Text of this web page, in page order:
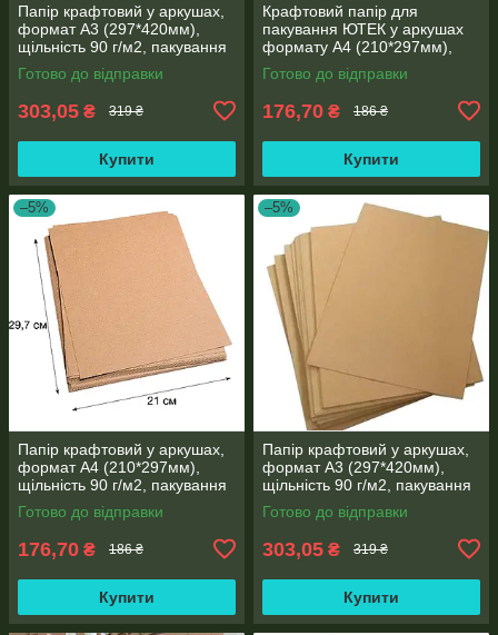
Папір крафтовий у аркушах,
формат А3 (297*420мм),
щільність 90 г/м2, пакування
250 аркушів
Готово до відправки
303,05 ₴ 319 ₴
Купити
Крафтовий папір для
пакування ЮТЕК у аркушах
формату А4 (210*297мм),
щільність 90 г/м2, пакування
250 аркушів
Готово до відправки
176,70 ₴ 186 ₴
Купити
–5%
Папір крафтовий у аркушах,
формат А4 (210*297мм),
щільність 90 г/м2, пакування
250 аркушів
Готово до відправки
176,70 ₴ 186 ₴
Купити
–5%
Папір крафтовий у аркушах,
формат А3 (297*420мм),
щільність 90 г/м2, пакування
250 аркушів
Готово до відправки
303,05 ₴ 319 ₴
Купити